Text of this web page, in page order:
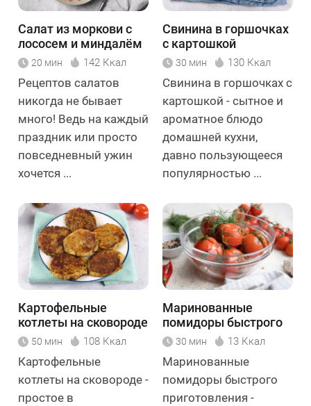
Салат из моркови с
лососем и миндалём
20 мин 142 Ккал
Рецептов салатов
никогда не бывает
много! Ведь на каждый
праздник или просто
повседневный ужин
хочется ...
Свинина в горшочках
с картошкой
30 мин 130 Ккал
Свинина в горшочках с
картошкой - сытное и
ароматное блюдо
домашней кухни,
давно пользующееся
популярностью ...
Картофельные
котлеты на сковороде
50 мин 108 Ккал
Картофельные
котлеты на сковороде -
простое в
Маринованные
помидоры быстрого
приготовления
30 мин 13 Ккал
Маринованные
помидоры быстрого
приготовления -